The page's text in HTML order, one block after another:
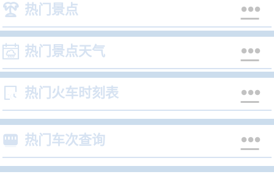
 热门景点 
 热门景点天气 
 热门火车时刻表 
 热门车次查询 